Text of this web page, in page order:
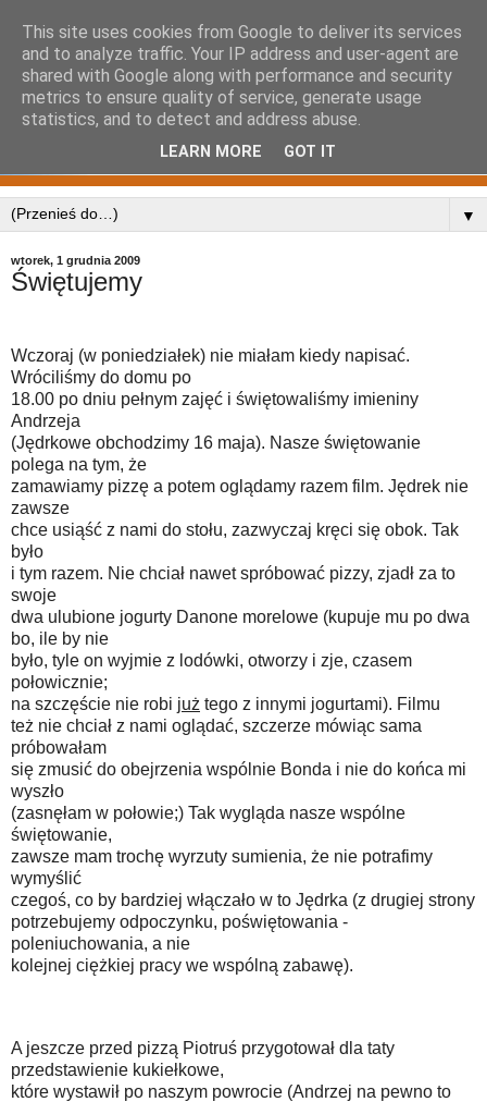
▼
wtorek, 1 grudnia 2009
Świętujemy
Wczoraj (w poniedziałek) nie miałam kiedy napisać.
Wróciliśmy do domu po
18.00 po dniu pełnym zajęć i świętowaliśmy imieniny
Andrzeja
(Jędrkowe obchodzimy 16 maja). Nasze świętowanie
polega na tym, że
zamawiamy pizzę a potem oglądamy razem film. Jędrek nie
zawsze
chce usiąść z nami do stołu, zazwyczaj kręci się obok. Tak
było
i tym razem. Nie chciał nawet spróbować pizzy, zjadł za to
swoje
dwa ulubione jogurty Danone morelowe (kupuje mu po dwa
bo, ile by nie
było, tyle on wyjmie z lodówki, otworzy i zje, czasem
połowicznie;
na szczęście nie robi już tego z innymi jogurtami). Filmu
też nie chciał z nami oglądać, szczerze mówiąc sama
próbowałam
się zmusić do obejrzenia wspólnie Bonda i nie do końca mi
wyszło
(zasnęłam w połowie;) Tak wygląda nasze wspólne
świętowanie,
zawsze mam trochę wyrzuty sumienia, że nie potrafimy
wymyślić
czegoś, co by bardziej włączało w to Jędrka (z drugiej strony
potrzebujemy odpoczynku, poświętowania -
poleniuchowania, a nie
kolejnej ciężkiej pracy we wspólną zabawę).
A jeszcze przed pizzą Piotruś przygotował dla taty
przedstawienie kukiełkowe,
które wystawił po naszym powrocie (Andrzej na pewno to
This site uses cookies from Google to deliver its services
and to analyze traffic. Your IP address and user-agent are
shared with Google along with performance and security
metrics to ensure quality of service, generate usage
statistics, and to detect and address abuse.
LEARN MORE GOT IT